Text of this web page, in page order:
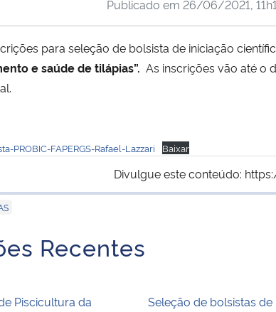
Publicado em 26/06/2021,
para seleção de bolsista de iniciação
e saúde de tilápias”. As inscrições vão até o
PROBIC-FAPERGS-Rafael-Lazzari Baixar
Divulgue este conteúdo:
Recentes
Piscicultura da
Seleção de bolsistas